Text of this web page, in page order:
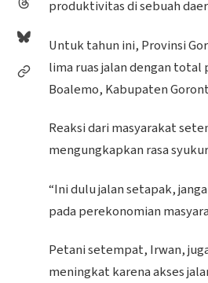
produktivitas di sebuah
Untuk tahun ini, Provinsi
lima ruas jalan dengan
Boalemo, Kabupaten
Reaksi dari masyarakat
mengungkapkan rasa
“Ini dulu jalan setapak,
pada perekonomian
Petani setempat, Irwan,
meningkat karena akses